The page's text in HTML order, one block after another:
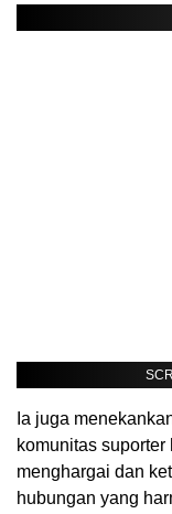
Ia juga
komunitas
menghargai dan
hubungan yang